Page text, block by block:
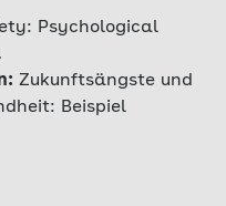
Psychological
Zukunftsängste und
Beispiel